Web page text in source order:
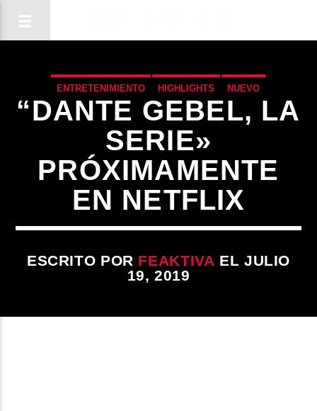
ENTRETENIMIENTO HIGHLIGHTS NUEVO
“DANTE GEBEL, LA
SERIE»
PRÓXIMAMENTE
EN NETFLIX
ESCRITO POR FEAKTIVA EL JULIO
19, 2019